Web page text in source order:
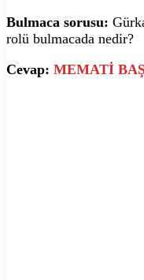
Bulmaca sorusu:
rolü bulmacada nedir?
Cevap: MEMATİ